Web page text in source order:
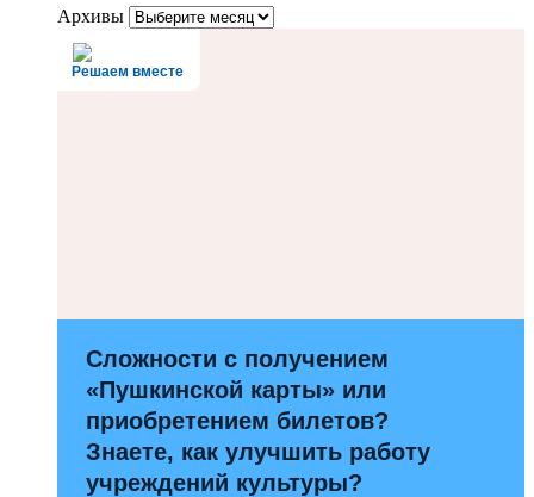
Архивы
Решаем вместе
Сложности с получением
«Пушкинской карты» или
приобретением билетов?
Знаете, как улучшить работу
учреждений культуры?